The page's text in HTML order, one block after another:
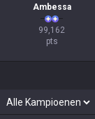
Ambessa
99,162
pts